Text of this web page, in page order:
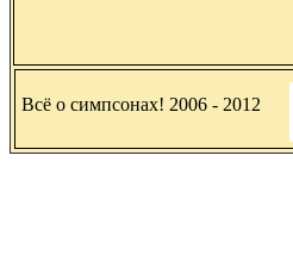
Всё о симпсонах! 2006 - 2012